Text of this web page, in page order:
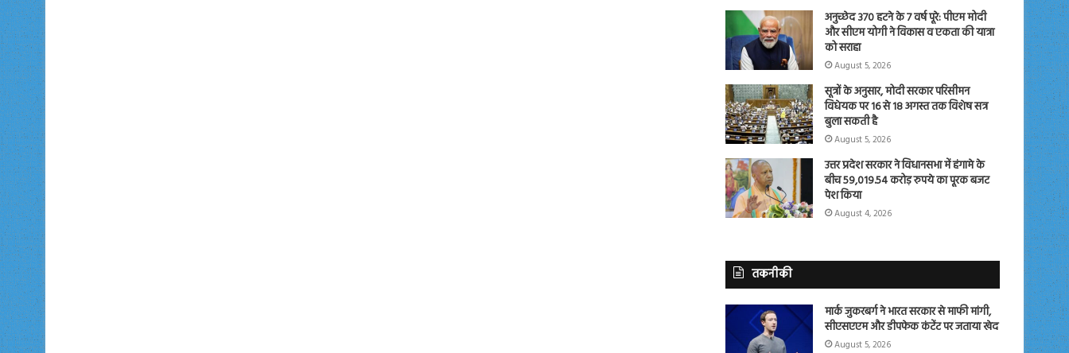
अनुच्छेद 370 हटने के 7 वर्ष पूरे: पीएम मोदी
और सीएम योगी ने विकास व एकता की यात्रा
को सराहा
August 5, 2026
सूत्रों के अनुसार, मोदी सरकार परिसीमन
विधेयक पर 16 से 18 अगस्त तक विशेष सत्र
बुला सकती है
August 5, 2026
उत्तर प्रदेश सरकार ने विधानसभा में हंगामे के
बीच 59,019.54 करोड़ रुपये का पूरक बजट
पेश किया
August 4, 2026
तकनीकी
मार्क जुकरबर्ग ने भारत सरकार से माफी मांगी,
सीएसएएम और डीपफेक कंटेंट पर जताया खेद
August 5, 2026